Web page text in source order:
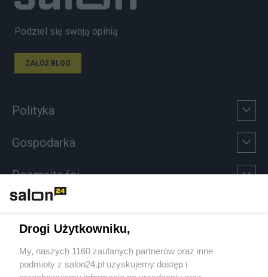
Podziel się swoją opinią
ZAŁÓŻ BLOG
Polityka
Gospodarka
Rozmaitości
Sport
Społeczeństwo
Drogi Użytkowniku,
My, naszych 1160 zaufanych partnerów oraz inne
podmioty z salon24.pl uzyskujemy dostęp i